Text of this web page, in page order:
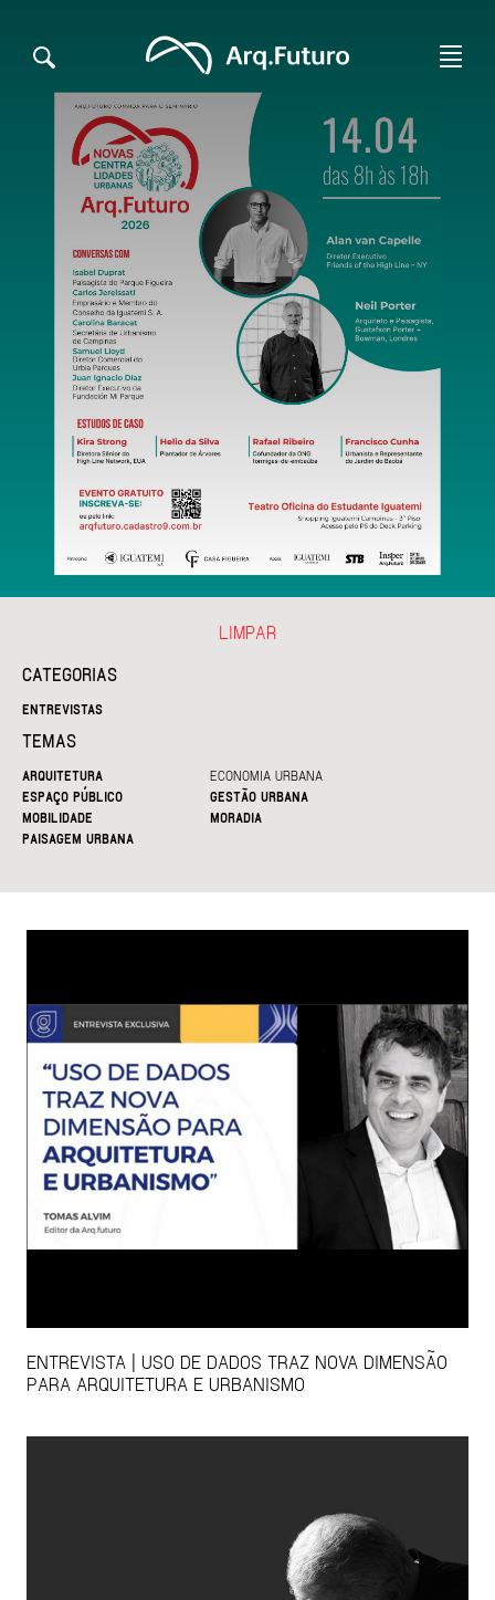
CATEGORIAS
ENTREVISTAS
TEMAS
ARQUITETURA
ECONOMIA URBANA
ESPAÇO PÚBLICO
GESTÃO URBANA
MOBILIDADE
MORADIA
PAISAGEM URBANA
LIMPAR
ENTREVISTA | USO DE DADOS TRAZ NOVA DIMENSÃO
PARA ARQUITETURA E URBANISMO